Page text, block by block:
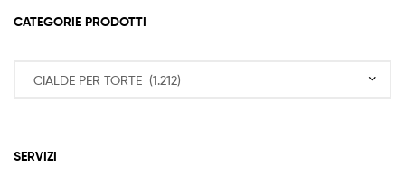
CATEGORIE PRODOTTI
SERVIZI